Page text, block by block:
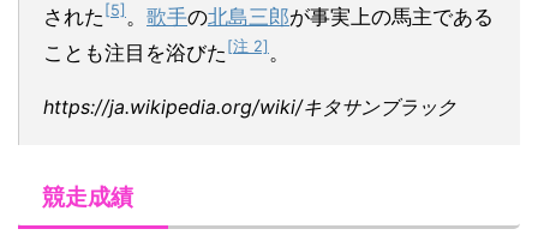
された [5] 。 歌手の北島三郎が事実上の馬主である
ことも注目を浴びた [注 2] 。
https://ja.wikipedia.org/wiki/キタサンブラック
競走成績